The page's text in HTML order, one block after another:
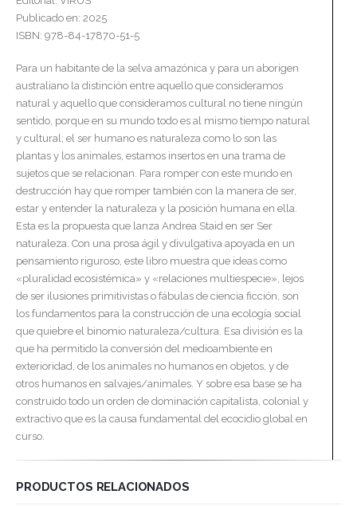
Publicado en: 2025
ISBN: 978-84-17870-51-5
Para un habitante de la selva amazónica y para un aborigen
australiano la distinción entre aquello que consideramos
natural y aquello que consideramos cultural no tiene ningún
sentido, porque en su mundo todo es al mismo tiempo natural
y cultural; el ser humano es naturaleza como lo son las
plantas y los animales, estamos insertos en una trama de
sujetos que se relacionan. Para romper con este mundo en
destrucción hay que romper también con la manera de ser,
estar y entender la naturaleza y la posición humana en ella.
Esta es la propuesta que lanza Andrea Staid en ser Ser
naturaleza. Con una prosa ágil y divulgativa apoyada en un
pensamiento riguroso, este libro muestra que ideas como
«pluralidad ecosistémica» y «relaciones multiespecie», lejos
de ser ilusiones primitivistas o fábulas de ciencia ficción, son
los fundamentos para la construcción de una ecología social
que quiebre el binomio naturaleza/cultura. Esa división es la
que ha permitido la conversión del medioambiente en
exterioridad, de los animales no humanos en objetos, y de
otros humanos en salvajes/animales. Y sobre esa base se ha
construido todo un orden de dominación capitalista, colonial y
extractivo que es la causa fundamental del ecocidio global en
curso.
PRODUCTOS RELACIONADOS